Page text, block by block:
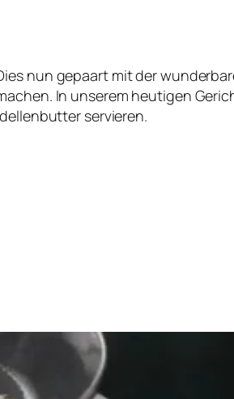
nun gepaart mit der
In unserem heutigen
servieren.